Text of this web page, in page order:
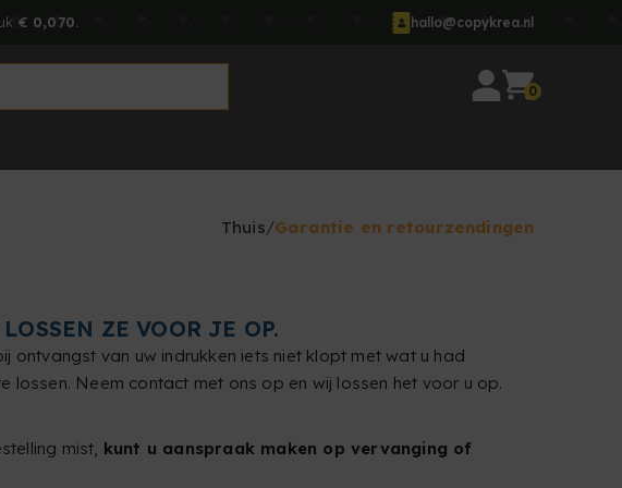
€ 0,070. hallo@copykrea.nl
0
Thuis Garantie en retourzendingen
ZE VOOR JE OP.
ontvangst van uw indrukken iets niet klopt met wat u had
Neem contact met ons op en wij lossen het voor u op.
mist, kunt u aanspraak maken op vervanging of